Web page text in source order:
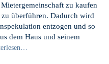
zu kaufen
überführen. Dadurch wird
entzogen und so
dem Haus und seinem